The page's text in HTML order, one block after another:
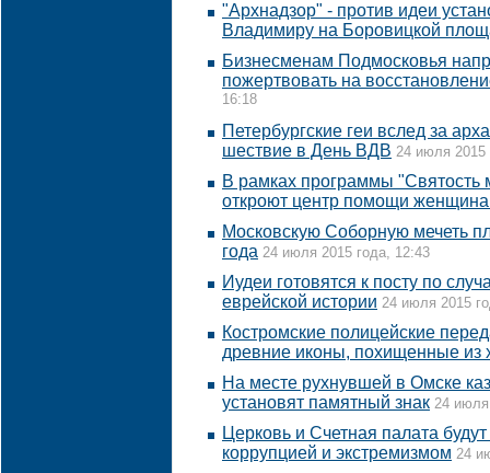
"Архнадзор" - против идеи
Владимиру на Боровицкой
Бизнесменам Подмосковья
пожертвовать на
16:18
Петербургские геи вслед за
шествие в День ВДВ 24 июля 2015
В рамках программы "Святость
откроют центр помощи
Московскую Соборную мечеть
года 24 июля 2015 года, 12:43
Иудеи готовятся к посту по
еврейской истории 24 июля 2015
Костромские полицейские
древние иконы, похищенные из
На месте рухнувшей в Омске
установят памятный знак 24 июля
Церковь и Счетная палата
коррупцией и экстремизмом 24